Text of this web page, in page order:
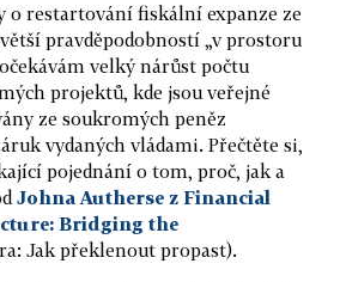
o restartování fiskální expanze ze
pravděpodobností „v prostoru
velký nárůst počtu
projektů, kde jsou veřejné
ze soukromých peněz
vydaných vládami. Přečtěte si,
pojednání o tom, proč, jak a
Johna Autherse z Financial
Bridging the
Jak překlenout propast).